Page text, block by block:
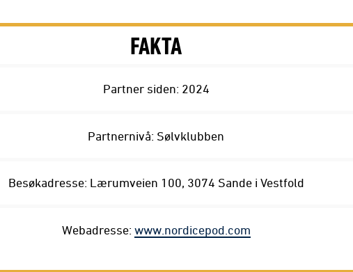
FAKTA
Partner siden: 2024
Partnernivå: Sølvklubben
Besøkadresse: Lærumveien 100, 3074 Sande i Vestfold
Webadresse: www.nordicepod.com